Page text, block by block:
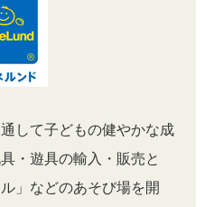
して子どもの健やかな成
・遊具の輸入・販売と
」などのあそび場を開